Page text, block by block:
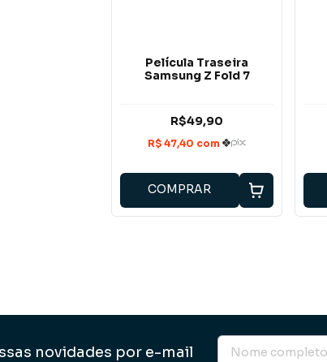
Película Traseira
Samsung Z Fold 7
R$49,90
COMPRAR
novidades por e-mail